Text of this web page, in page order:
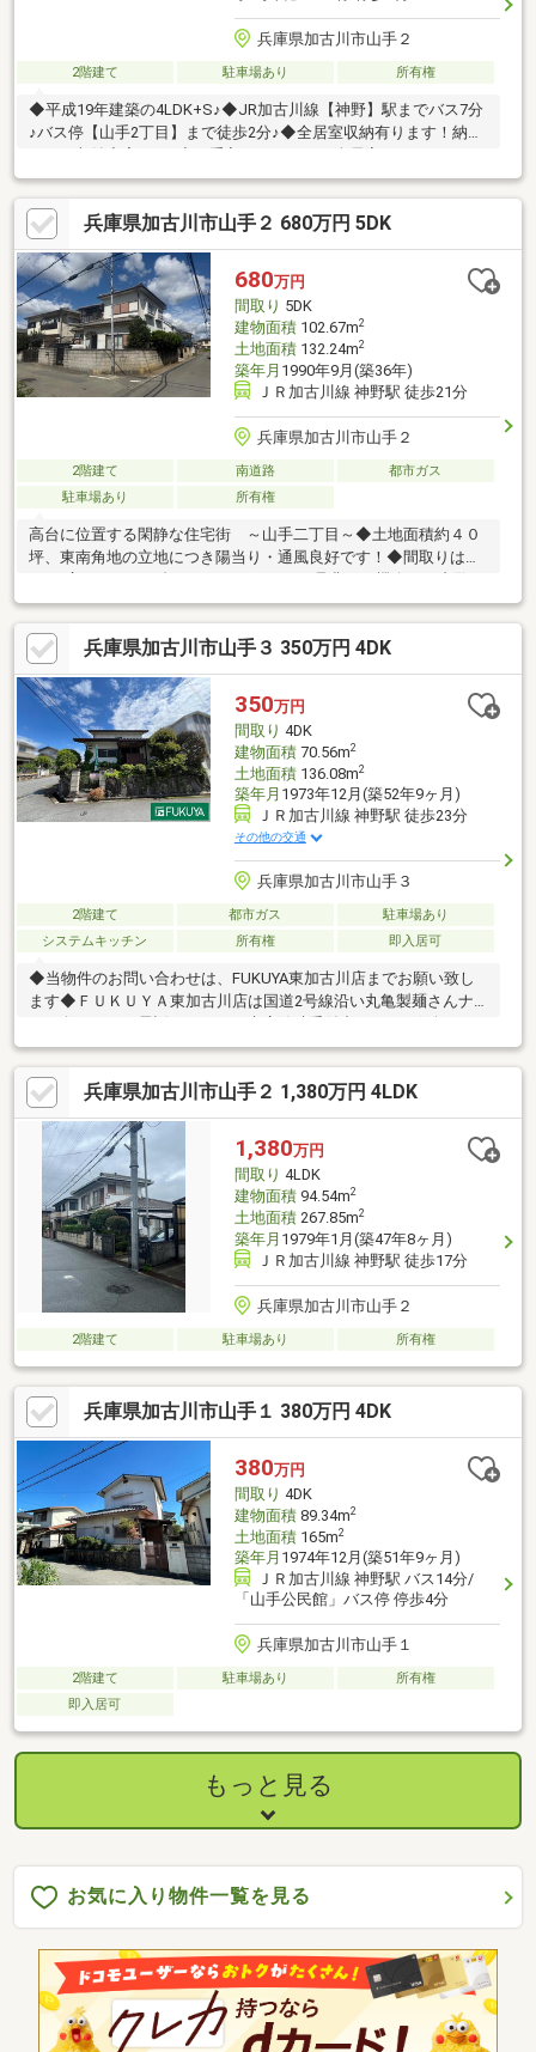
兵庫県加古川市山手２
2階建て 駐車場あり 所有権
◆平成19年建築の4LDK+S♪◆JR加古川線【神野】駅までバス7分
♪バス停【山手2丁目】まで徒歩2分♪◆全居室収納有ります！納戸
♪◆車2台駐車可能です♪
兵庫県加古川市山手２ 680万円 5DK
680万円
間取り 5DK
建物面積102.67m2
土地面積132.24m2
築年月 1990年9月(築36年)
ＪＲ加古川線 神野駅 徒歩21分
兵庫県加古川市山手２
2階建て 南道路
都市ガス
駐車場あり
所有権
高台に位置する閑静な住宅街 ～山手二丁目～◆土地面積約４０
坪、東南角地の立地につき陽当り・通風良好です！◆間取りは５
DKで広々とした一邸となっております！是非この機会にご内覧く
ださい！！
兵庫県加古川市山手３ 350万円 4DK
350万円
間取り 4DK
建物面積70.56m2
土地面積136.08m2
築年月 1973年12月(築52年9ヶ月)
ＪＲ加古川線 神野駅 徒歩23分
その他の交通
兵庫県加古川市山手３
2階建て 都市ガス
駐車場あり
システムキッチン
所有権 即入居可
◆当物件のお問い合わせは、FUKUYA東加古川店までお願い致し
ます◆ＦＵＫＵＹＡ東加古川店は国道2号線沿い丸亀製麺さんナ
来店お待ちしております。●売主の契約不適合責任免責●駐車台数
は車種による
兵庫県加古川市山手２ 1,380万円 4LDK
1,380万円
間取り 4LDK
建物面積94.54m2
土地面積267.85m2
築年月 1979年1月(築47年8ヶ月)
ＪＲ加古川線 神野駅 徒歩17分
兵庫県加古川市山手２
2階建て 駐車場あり 所有権
兵庫県加古川市山手１ 380万円 4DK
380万円
間取り 4DK
建物面積89.34m2
土地面積165m2
築年月 1974年12月(築51年9ヶ月)
ＪＲ加古川線 神野駅 バス14分/
「山手公民館」バス停 停歩4分
兵庫県加古川市山手１
2階建て 駐車場あり
所有権
即入居可
もっと見る
お気に入り物件一覧を見る